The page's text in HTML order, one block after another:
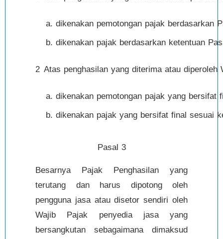
dikenakan pemotongan pajak berdasarkan
dikenakan pajak berdasarkan ketentuan
2 Atas penghasilan yang diterima atau
dikenakan pemotongan pajak yang bersifat
dikenakan pajak yang bersifat final sesuai
Pasal 3
Besarnya Pajak Penghasilan yang
terutang dan harus dipotong oleh
pengguna jasa atau disetor sendiri oleh
Wajib Pajak penyedia jasa yang
bersangkutan sebagaimana dimaksud